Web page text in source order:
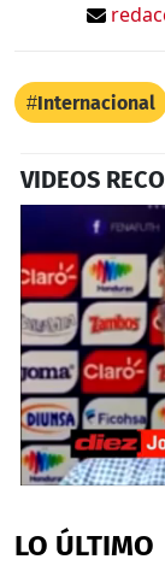
Internacional
VIDEOS
of
3
LO ÚLTIMO